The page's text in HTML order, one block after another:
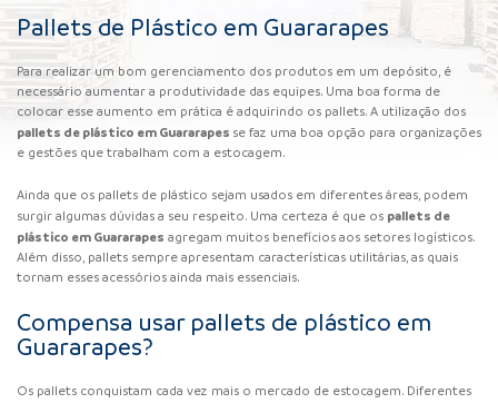
Pallets de Plástico em Guararapes
Para realizar um bom gerenciamento dos produtos em um depósito, é
necessário aumentar a produtividade das equipes. Uma boa forma de
colocar esse aumento em prática é adquirindo os pallets. A utilização dos
pallets de plástico em Guararapes se faz uma boa opção para organizações
e gestões que trabalham com a estocagem.
Ainda que os pallets de plástico sejam usados em diferentes áreas, podem
surgir algumas dúvidas a seu respeito. Uma certeza é que os pallets de
plástico em Guararapes agregam muitos benefícios aos setores logísticos.
Além disso, pallets sempre apresentam características utilitárias, as quais
tornam esses acessórios ainda mais essenciais.
Compensa usar pallets de plástico em
Guararapes?
Os pallets conquistam cada vez mais o mercado de estocagem. Diferentes